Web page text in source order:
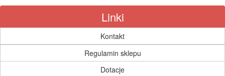
Linki
Kontakt
Regulamin sklepu
Dotacje